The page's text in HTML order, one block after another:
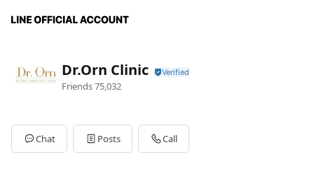
Dr.Orn Clinic
Friends75,032
Chat Posts Call